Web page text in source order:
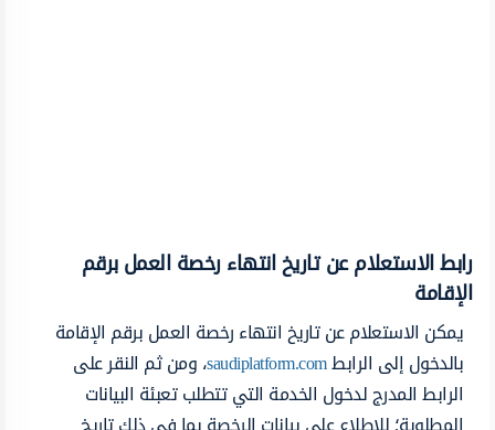
رابط الاستعلام عن تاريخ انتهاء رخصة العمل برقم
الإقامة
يمكن الاستعلام عن تاريخ انتهاء رخصة العمل برقم الإقامة
بالدخول إلى الرابطsaudiplatform.com، ومن ثم النقر على
الرابط المدرج لدخول الخدمة التي تتطلب تعبئة البيانات